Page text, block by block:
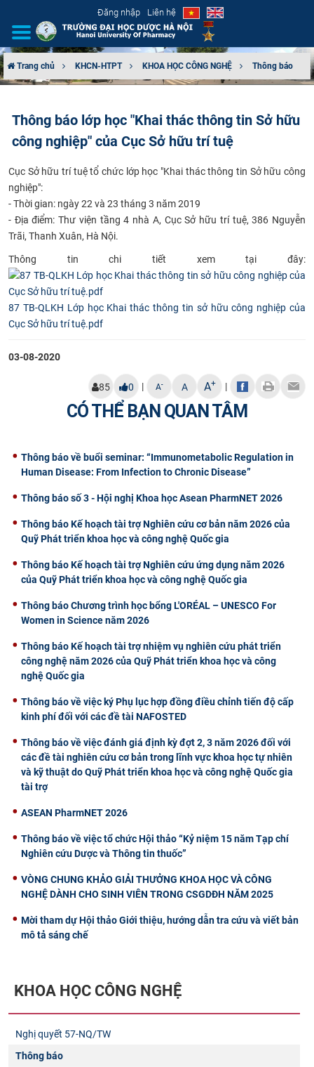
Đăng nhập Liên hệ
CƠ CẤU TỔ CHỨC
ĐÀO TẠO
ĐẢM BẢO CHẤT LƯỢNG
KHOA HỌC CÔNG NGHỆ
HTQT
CỰU NGƯỜI HỌC
Trang chủ KHCN-HTPT KHOA HỌC CÔNG NGHỆ Thông báo
Thông báo lớp học "Khai thác thông tin Sở hữu
công nghiệp" của Cục Sở hữu trí tuệ
​Cục Sở hữu trí tuệ tổ chức lớp học "Khai thác thông tin Sở hữu công
nghiệp":
- Thời gian: ngày 22 và 23 tháng 3 năm 2019
- Địa điểm: Thư viện tầng 4 nhà A, Cục Sở hữu trí tuệ, 386 Nguyễn
Trãi, Thanh Xuân, Hà Nội.
​Thông tin chi tiết xem tại đây:
87 TB-QLKH Lớp học Khai thác thông tin sở hữu công nghiệp của
Cục Sở hữu trí tuệ.pdf
03-08-2020
85 0 | A- A A+ |
CÓ THỂ BẠN QUAN TÂM
Thông báo về buổi seminar: “Immunometabolic Regulation in
Human Disease: From Infection to Chronic Disease”
Thông báo số 3 - Hội nghị Khoa học Asean PharmNET 2026
Thông báo Kế hoạch tài trợ Nghiên cứu cơ bản năm 2026 của
Quỹ Phát triển khoa học và công nghệ Quốc gia
Thông báo Kế hoạch tài trợ Nghiên cứu ứng dụng năm 2026
của Quỹ Phát triển khoa học và công nghệ Quốc gia
Thông báo Chương trình học bổng L'ORÉAL – UNESCO For
Women in Science năm 2026
Thông báo Kế hoạch tài trợ nhiệm vụ nghiên cứu phát triển
công nghệ năm 2026 của Quỹ Phát triển khoa học và công
nghệ Quốc gia
Thông báo về việc ký Phụ lục hợp đồng điều chỉnh tiến độ cấp
kinh phí đối với các đề tài NAFOSTED
Thông báo về việc đánh giá định kỳ đợt 2, 3 năm 2026 đối với
các đề tài nghiên cứu cơ bản trong lĩnh vực khoa học tự nhiên
và kỹ thuật do Quỹ Phát triển khoa học và công nghệ Quốc gia
tài trợ
ASEAN PharmNET 2026
Thông báo về việc tổ chức Hội thảo “Kỷ niệm 15 năm Tạp chí
Nghiên cứu Dược và Thông tin thuốc”
VÒNG CHUNG KHẢO GIẢI THƯỞNG KHOA HỌC VÀ CÔNG
NGHỆ DÀNH CHO SINH VIÊN TRONG CSGDĐH NĂM 2025
Mời tham dự Hội thảo Giới thiệu, hướng dẫn tra cứu và viết bản
mô tả sáng chế
KHOA HỌC CÔNG NGHỆ
Nghị quyết 57-NQ/TW
Thông báo